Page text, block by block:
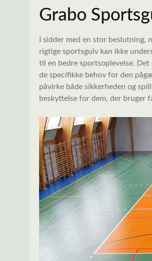
Grabo
I sidder med en stor
rigtige sportsgulv kan ikke
til en bedre sportsoplevelse.
de specifikke behov for den
påvirke både sikkerheden og
beskyttelse for dem, der bruger